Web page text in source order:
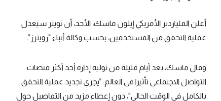
أعلن الملياردير الأمريكي إيلون ماسك، الأحد، أن تويتر سيعدل
عملية التحقق من المستخدمين، بحسب وكالة أنباء "رويترز".
وقال ماسك، بعد أيام قليلة من توليه إدارة أحد أكثر منصات
التواصل الاجتماعي تأثيرا في العالم: "يجري تجديد عملية التحقق
بالكامل في الوقت الحالي"، دون إعطاء مزيد من التفاصيل حول